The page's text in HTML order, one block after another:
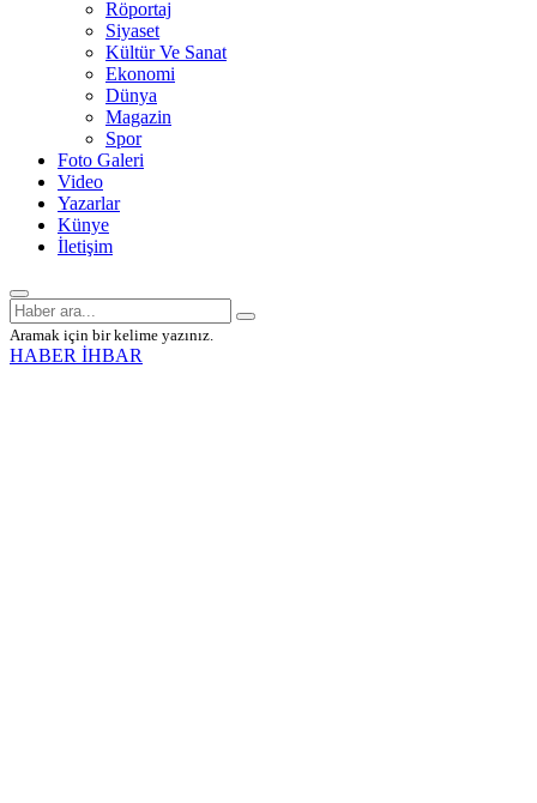
Röportaj
Siyaset
Kültür Ve Sanat
Ekonomi
Dünya
Magazin
Spor
Foto Galeri
Video
Yazarlar
Künye
İletişim
Aramak için bir kelime yazınız.
HABER İHBAR